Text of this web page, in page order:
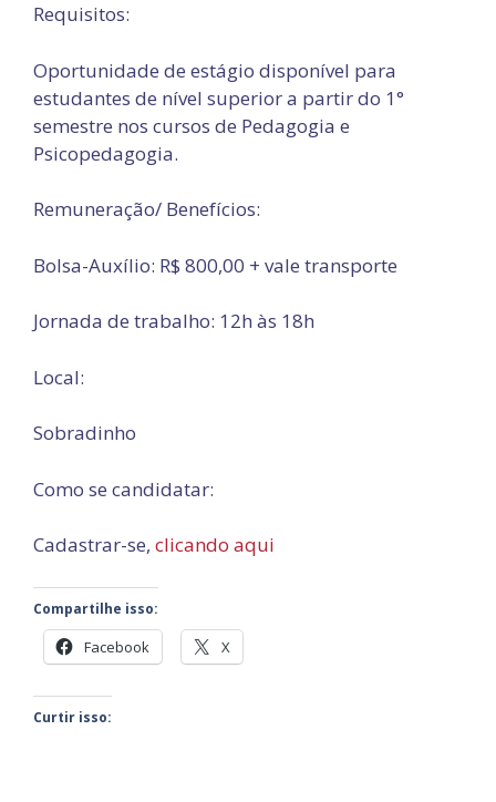
Requisitos:
Oportunidade de estágio disponível para
estudantes de nível superior a partir do 1°
semestre nos cursos de Pedagogia e
Psicopedagogia.
Remuneração/ Benefícios:
Bolsa-Auxílio: R$ 800,00 + vale transporte
Jornada de trabalho: 12h às 18h
Local:
Sobradinho
Como se candidatar:
Cadastrar-se, clicando aqui
Compartilhe isso:
Facebook X
Curtir isso: